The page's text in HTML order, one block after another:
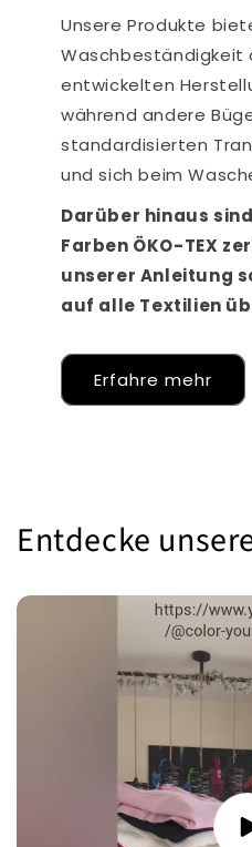
Unsere Produkte
Waschbeständigkeit
entwickelten
während andere
standardisierten
und sich beim
Darüber hinaus
Farben ÖKO-TEX
unserer Anleitung
auf alle Textilien
Erfahre mehr
Entdecke